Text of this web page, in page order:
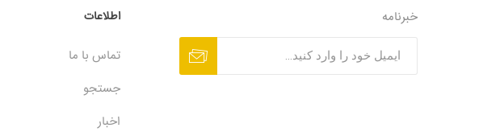
خبرنامه اطلاعات
تماس با ما
جستجو
اخبار